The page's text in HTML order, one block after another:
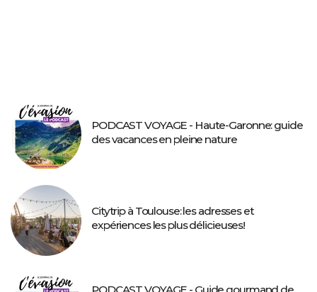
PODCAST VOYAGE - Haute-Garonne: guide
des vacances en pleine nature
Citytrip à Toulouse: les adresses et
expériences les plus délicieuses!